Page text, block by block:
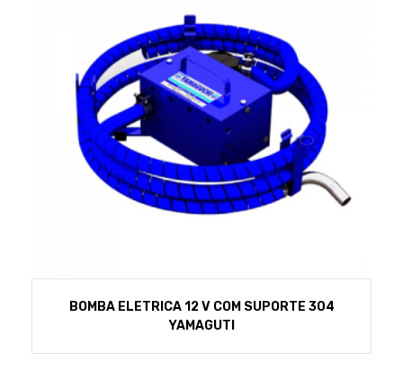
BOMBA ELETRICA 12 V COM SUPORTE 304
YAMAGUTI